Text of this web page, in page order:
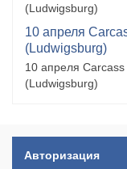
(Ludwigsburg)
10 апреля
(Ludwigsburg)
10 апреля Carcass
(Ludwigsburg)
Авторизация